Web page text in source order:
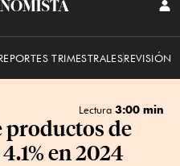
TRIMESTRALESREVISIÓN
Lectura 3:00 min
productos de
en 2024